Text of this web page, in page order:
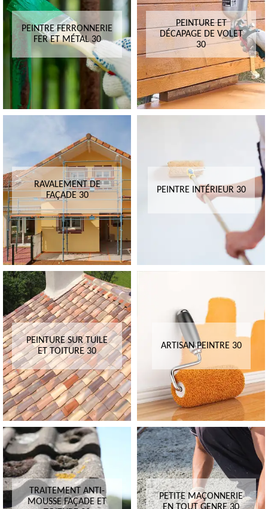
PEINTRE FERRONNERIE
FER ET MÉTAL 30
PEINTURE ET
DÉCAPAGE DE VOLET
30
RAVALEMENT DE
FAÇADE 30
PEINTRE INTÉRIEUR 30
PEINTURE SUR TUILE
ET TOITURE 30
ARTISAN PEINTRE 30
TRAITEMENT ANTI-
MOUSSE FAÇADE ET
PETITE MAÇONNERIE